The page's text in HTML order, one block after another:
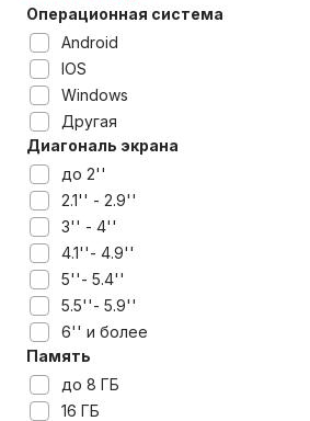
Операционная система
Android
IOS
Windows
Другая
Диагональ экрана
до 2''
2.1'' - 2.9''
3'' - 4''
4.1''- 4.9''
5''- 5.4''
5.5''- 5.9''
6'' и более
Память
до 8 ГБ
16 ГБ